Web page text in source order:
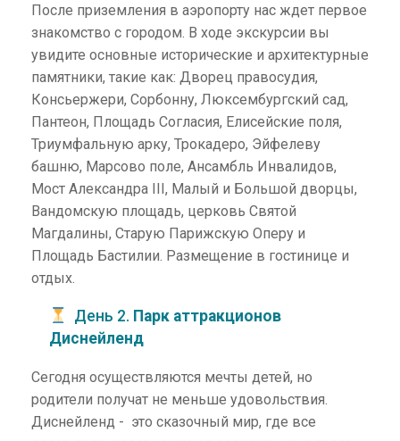
После приземления в аэропорту нас ждет первое
знакомство с городом. В ходе экскурсии вы
увидите основные исторические и архитектурные
памятники, такие как: Дворец правосудия,
Консьержери, Сорбонну, Люксембургский сад,
Пантеон, Площадь Согласия, Елисейские поля,
Триумфальную арку, Трокадеро, Эйфелеву
башню, Марсово поле, Ансамбль Инвалидов,
Мост Александра III, Малый и Большой дворцы,
Вандомскую площадь, церковь Святой
Магдалины, Старую Парижскую Оперу и
Площадь Бастилии. Размещение в гостинице и
отдых.
День 2. Парк аттракционов
Диснейленд
Сегодня осуществляются мечты детей, но
родители получат не меньше удовольствия.
Диснейленд - это сказочный мир, где все